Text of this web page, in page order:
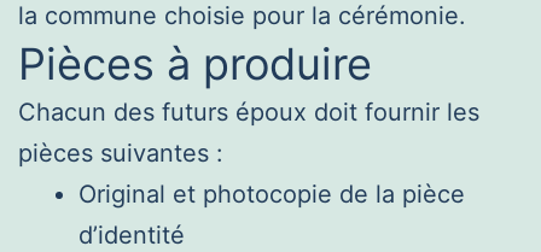
la commune choisie pour la cérémonie.
Pièces à produire
Chacun des futurs époux doit fournir les
pièces suivantes :
Original et photocopie de la pièce
d’identité